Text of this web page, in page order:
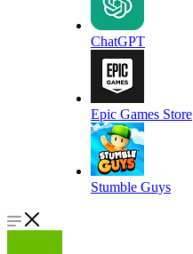
ChatGPT
Epic Games Store
Stumble Guys